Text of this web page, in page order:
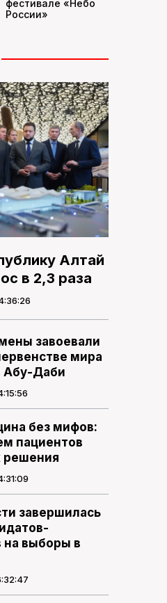
фестивале «Небо
России»
Алтай
в 2,3 раза
завоевали
мира
Абу-Даби
без мифов:
пациентов
решения
завершилась
на выборы в